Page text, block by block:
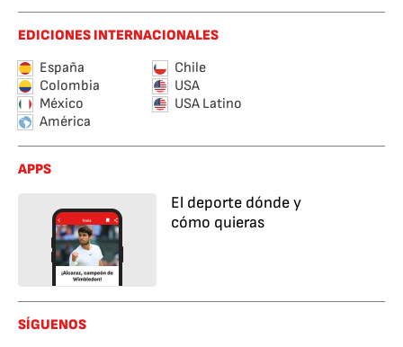
EDICIONES INTERNACIONALES
España
Chile
Colombia
USA
México
USA Latino
América
APPS
El deporte dónde y
cómo quieras
SÍGUENOS